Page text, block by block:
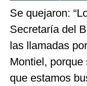
Se quejaron:
Secretaría del
las llamadas
Montiel,
que estamos